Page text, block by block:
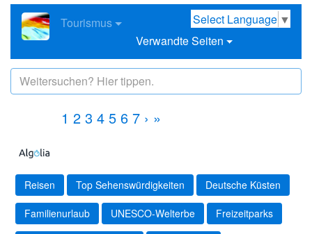
Select Language ▼
Tourismus
Verwandte Seiten
1 2 3 4 5 6 7 › »
Reisen Top Sehenswürdigkeiten Deutsche Küsten
Familienurlaub UNESCO-Welterbe Freizeitparks